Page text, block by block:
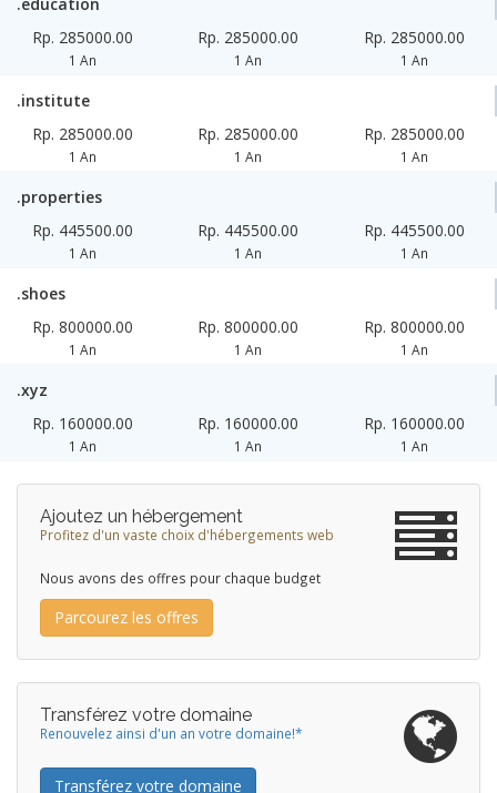
Rp. 285000.00
1 An
Rp. 285000.00
1 An
Rp. 285000.00
1 An
.institute
Rp. 285000.00
1 An
Rp. 285000.00
1 An
Rp. 285000.00
1 An
.properties
Rp. 445500.00
1 An
Rp. 445500.00
1 An
Rp. 445500.00
1 An
.shoes
Rp. 800000.00
1 An
Rp. 800000.00
1 An
Rp. 800000.00
1 An
.xyz
Rp. 160000.00
1 An
Rp. 160000.00
1 An
Rp. 160000.00
1 An
Ajoutez un hébergement
Profitez d'un vaste choix d'hébergements web
Nous avons des offres pour chaque budget
Parcourez les offres
Transférez votre domaine
Renouvelez ainsi d'un an votre domaine!*
Transférez votre domaine